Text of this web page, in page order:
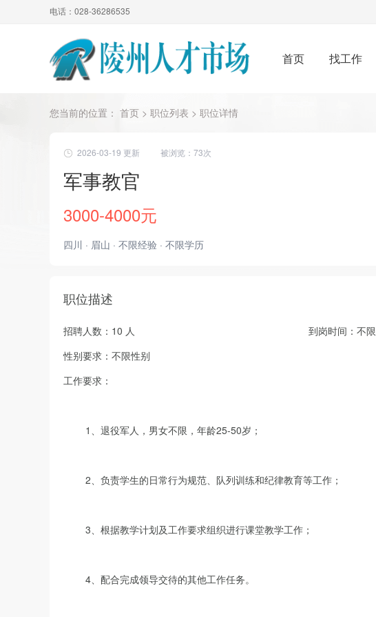
电话：028-36286535
首页 找工作
您当前的位置： 首页 > 职位列表 > 职位详情
2026-03-19 更新 被浏览： 73次
军事教官
3000-4000元
四川 · 眉山 · 不限经验 · 不限学历
职位描述
招聘人数：10 人
到岗时间：不限
性别要求：不限性别
工作要求：
1、退役军人，男女不限，年龄25-50岁；
2、负责学生的日常行为规范、队列训练和纪律教育等工作；
3、根据教学计划及工作要求组织进行课堂教学工作；
4、配合完成领导交待的其他工作任务。